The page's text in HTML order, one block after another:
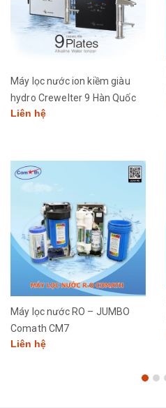
Máy lọc nước ion kiềm giàu
hydro Crewelter 9 Hàn Quốc
Liên hệ
Máy lọc nước RO – JUMBO
Comath CM7
Liên hệ